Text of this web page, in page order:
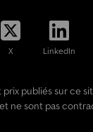
X LinkedIn
publiés sur ce
ne sont pas